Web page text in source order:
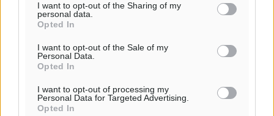
I want to opt-out of the Sharing of my
personal data.
Opted In
I want to opt-out of the Sale of my
Personal Data.
Opted In
I want to opt-out of processing my
Personal Data for Targeted Advertising.
Opted In